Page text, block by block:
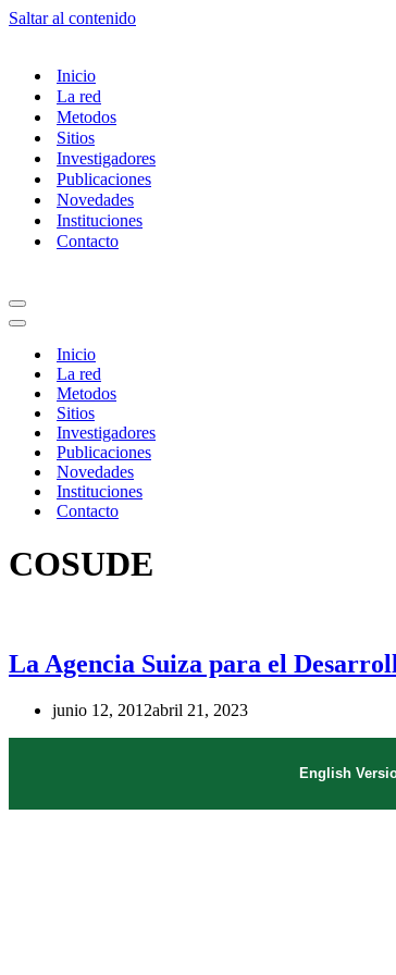
Saltar al contenido
Inicio
La red
Metodos
Sitios
Investigadores
Publicaciones
Novedades
Instituciones
Contacto
Inicio
La red
Metodos
Sitios
Investigadores
Publicaciones
Novedades
Instituciones
Contacto
COSUDE
La Agencia Suiza para el
junio 12, 2012abril 21, 2023
English